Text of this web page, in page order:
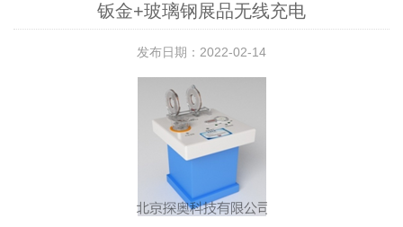
钣金+玻璃钢展品无线充电
发布日期：2022-02-14